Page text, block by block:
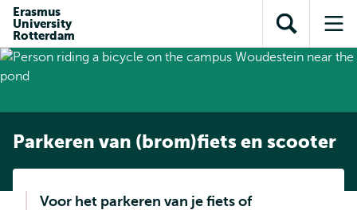
inhoud
gaan
gaan
Direct naar
subnavigatie
Erasmus
University
Rotterdam
Toon
zoekveld
Parkeren van (brom)fiets en scooter
Voor het parkeren van je fiets of